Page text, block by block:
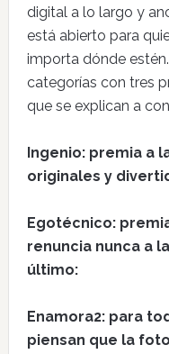
digital a lo largo y
está abierto para
importa dónde
categorías con tres
que se explican a
Ingenio: premia a
originales y
Egotécnico:
renuncia nunca a
último:
Enamora2: para
piensan que la